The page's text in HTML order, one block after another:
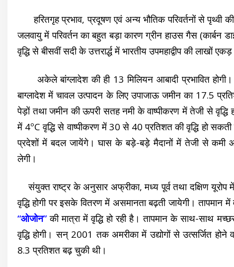
हरितगृह प्रभाव, प्रदूषण एवं अन्य भौतिक परिवर्तनों से पृथ्वी
जलवायु में परिवर्तन का बहुत बड़ा कारण ग्रीन हाउस गैस
वृद्धि से बीसवीं सदी के उत्तरार्द्ध में भारतीय उपमहाद्वीप की लाखों
अकेले बांग्लादेश की ही 13 मिलियन आबादी प्रभावित
बाग्लादेश में चावल उत्पादन के लिए उपाजाऊ जमीन का 17.5
पेड़ों तथा जमीन की ऊपरी सतह नमी के वाष्पीकरण में तेजी से वृद्धि
में 4ºC वृद्धि से वाष्पीकरण में 30 से 40 प्रतिशत की वृद्धि हो
प्रदेशों में बदल जायेंगे। घास के बड़े-बड़े मैदानों में तेजी से कमी
लेगी।
संयुक्त राष्ट्र के अनुसार अफ्रीका, मध्य पूर्व तथा दक्षिण यूरोप
वृद्धि होगी पर इसके वितरण में असमानता बढ़ती जायेगी।
“ओजोन” की मात्रा में वृद्धि हो रही है। तापमान के साथ-साथ
वृद्धि होगी। सन् 2001 तक अमरीका में उद्योगों से उत्सर्जित
8.3 प्रतिशत बढ़ चुकी थी।